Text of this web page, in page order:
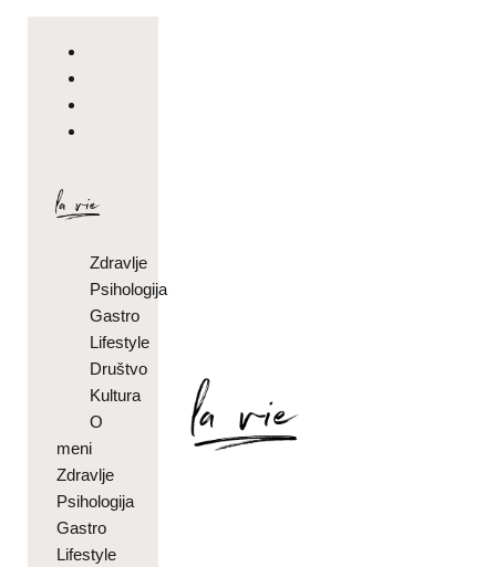
Zdravlje
Psihologija
Gastro
Lifestyle
Društvo
Kultura
O
meni
Zdravlje
Psihologija
Gastro
Lifestyle